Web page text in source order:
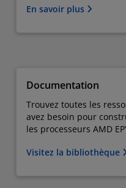
En savoir plus
Documentation
Trouvez toutes les
avez besoin pour
les processeurs AMD
Visitez la bibliothèque